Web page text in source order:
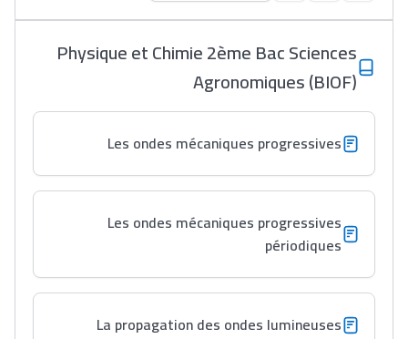
Physique et Chimie 2ème Bac Sciences
Agronomiques (BIOF)
Les ondes mécaniques progressives
Les ondes mécaniques progressives
périodiques
La propagation des ondes lumineuses